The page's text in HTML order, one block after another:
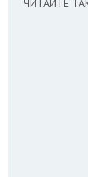
ЧИТАЙТЕ